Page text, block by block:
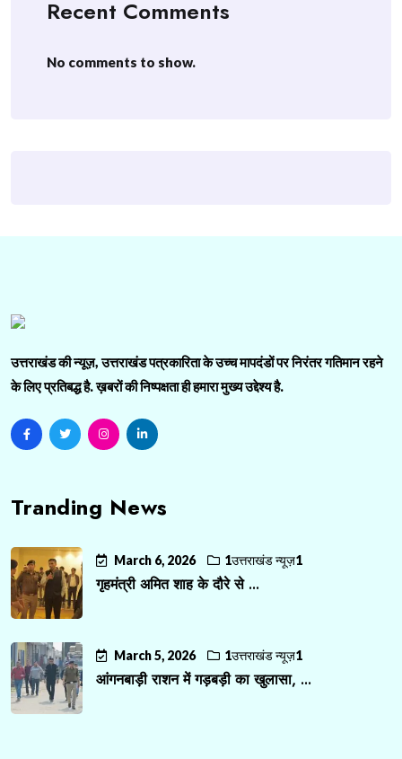
Recent Comments
No comments to show.
उत्तराखंड की न्यूज़, उत्तराखंड पत्रकारिता के उच्च मापदंडों पर निरंतर गतिमान रहने
के लिए प्रतिबद्ध है. ख़बरों की निष्पक्षता ही हमारा मुख्य उद्देश्य है.
Tranding News
March 6, 2026 1उत्तराखंड न्यूज़1
गृहमंत्री अमित शाह के दौरे से ...
March 5, 2026 1उत्तराखंड न्यूज़1
आंगनबाड़ी राशन में गड़बड़ी का खुलासा, ...